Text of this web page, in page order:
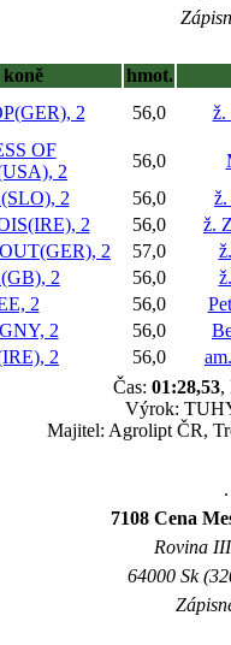
hmot.
2 56,0 ž.
OF
2
56,0
2 56,0
ž.
2 56,0
ž.
2 57,0
2 56,0
2 56,0
2 56,0
2 56,0
Čas: 01:28,53,
Výrok:
Majitel: Agrolipt ČR,
7108 Cena
Rovina
64000 Sk